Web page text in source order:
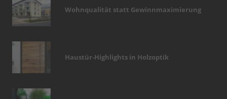
Wohnqualität statt Gewinnmaximierung
Haustür-Highlights in Holzoptik